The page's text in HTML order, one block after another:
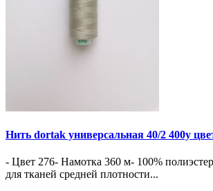
Нить dortak универсальная 40/2 400y
- Цвет 276- Намотка 360 м- 100%
для тканей средней плотности...